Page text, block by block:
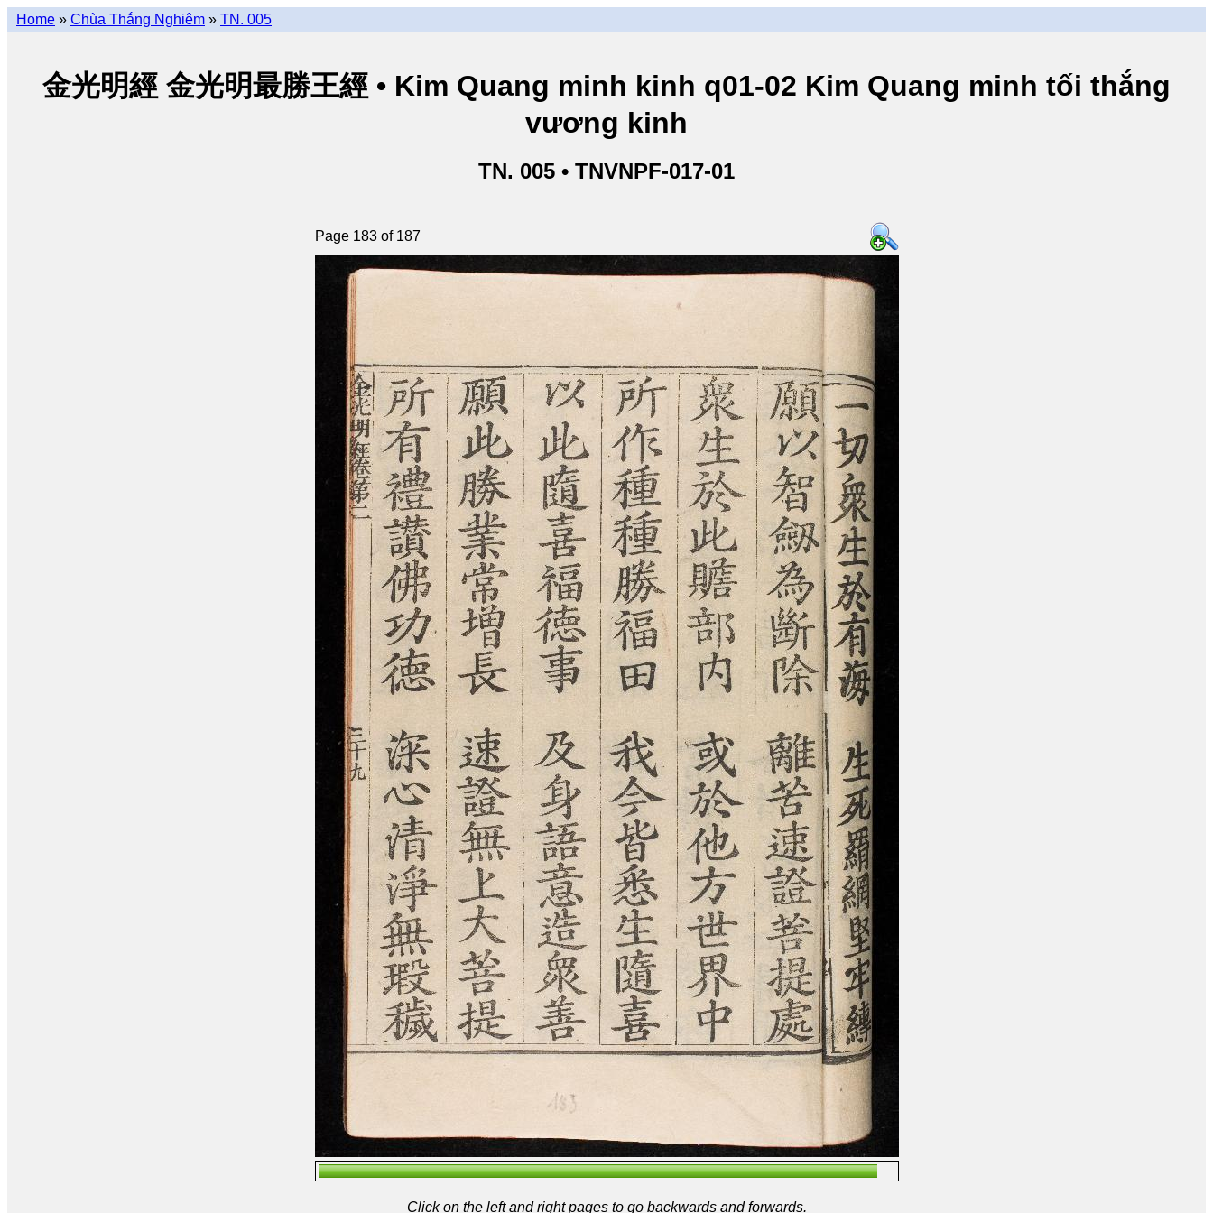
Home » Chùa Thắng Nghiêm » TN. 005
金光明經 金光明最勝王經 • Kim Quang minh kinh q01-02 Kim Quang minh tối thắng
vương kinh
TN. 005 • TNVNPF-017-01
Page 183 of 187
Click on the left and right pages to go backwards and forwards.